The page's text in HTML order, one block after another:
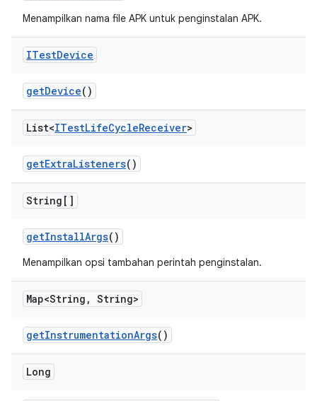
Menampilkan nama file APK untuk penginstalan APK.
ITestDevice
getDevice()
List<ITestLifeCycleReceiver>
getExtraListeners()
String[]
getInstallArgs()
Menampilkan opsi tambahan perintah penginstalan.
Map<String , String>
getInstrumentationArgs()
Long